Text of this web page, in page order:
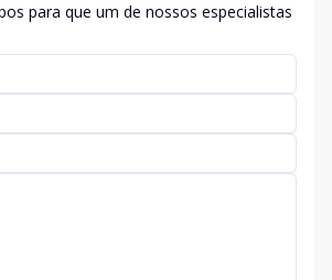
para que um de nossos especialistas